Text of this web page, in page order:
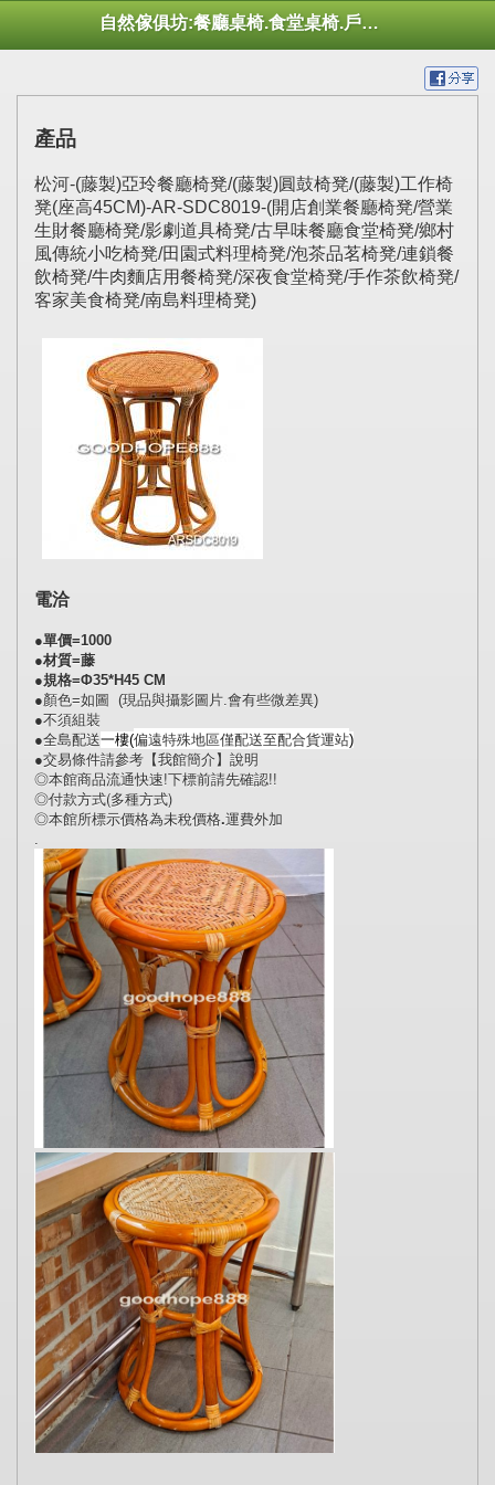
自然傢俱坊:餐廳桌椅.食堂桌椅.戶外桌椅.休閒桌椅.幼托桌椅.庭院市集陽傘
產品
松河-(藤製)亞玲餐廳椅凳/(藤製)圓鼓椅凳/(藤製)工作椅
凳(座高45CM)-AR-SDC8019-(開店創業餐廳椅凳/營業
生財餐廳椅凳/影劇道具椅凳/古早味餐廳食堂椅凳/鄉村
風傳統小吃椅凳/田園式料理椅凳/泡茶品茗椅凳/連鎖餐
飲椅凳/牛肉麵店用餐椅凳/深夜食堂椅凳/手作茶飲椅凳/
客家美食椅凳/南島料理椅凳)
電洽
●單價=1000
●材質=藤
●規格=Φ35*H45 CM
●顏色=如圖 (現品與攝影圖片.會有些微差異)
●不須組裝
●全島配送一樓(偏遠特殊地區僅配送至配合貨運站)
●交易條件請參考【我館簡介】說明
◎本館商品流通快速!下標前請先確認!!
◎付款方式(多種方式)
◎本館所標示價格為未稅價格.運費外加
.